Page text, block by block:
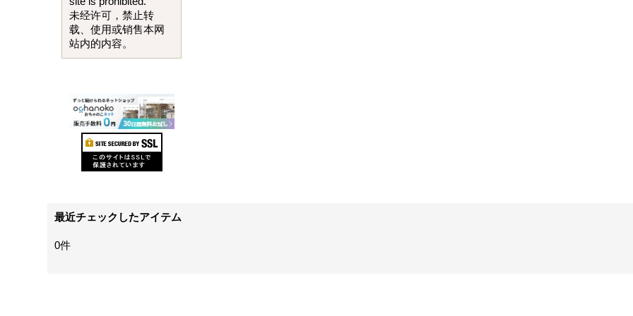
未经许可，禁止转
载、使用或销售本网
站内的内容。
最近チェックしたアイテム
0件